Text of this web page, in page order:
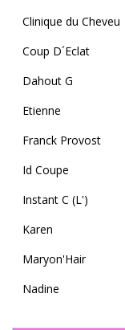
Clinique du Cheveu
Coup D´Eclat
Dahout G
Etienne
Franck Provost
Id Coupe
Instant C (L')
Karen
Maryon'Hair
Nadine